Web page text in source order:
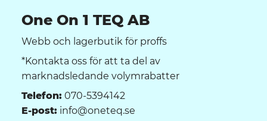
One On 1 TEQ AB
Webb och lagerbutik för proffs
*Kontakta oss för att ta del av
marknadsledande volymrabatter
Telefon: 070-5394142
E-post: info@oneteq.se